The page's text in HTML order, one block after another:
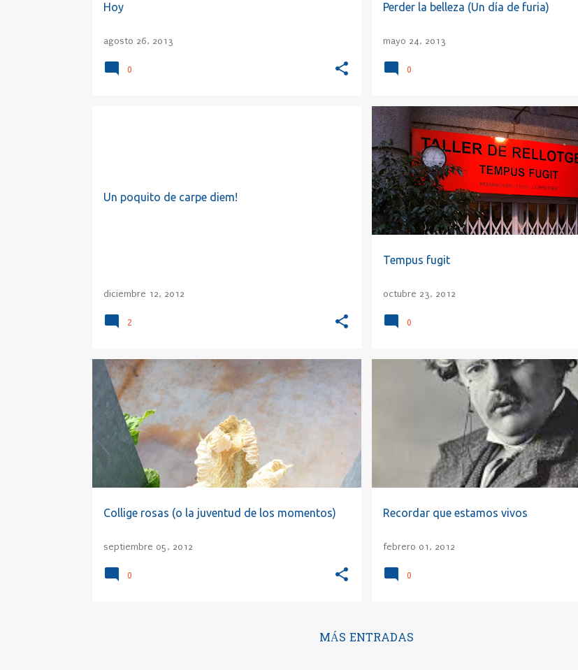
Hoy
agosto 26, 2013
0
Perder la belleza (Un día de furia)
mayo 24, 2013
0
Un poquito de carpe diem!
diciembre 12, 2012
2
Tempus fugit
octubre 23, 2012
CARPE DIEM CURAS EDUCACIÓN ESPAÑA
LATÍN TEMPUS FUGIT TÓPICO LITERARIO
XXI
0
Collige rosas (o la juventud de los momentos)
septiembre 05, 2012
APROVECHAR CALABAZA CARPE DIEM
0
Recordar que estamos vivos
febrero 01, 2012
CARPE DIEM CHESTERTON
0
MÁS ENTRADAS